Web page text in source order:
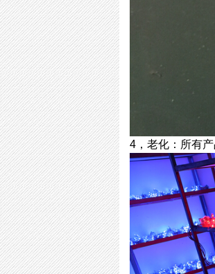
4，老化：所有